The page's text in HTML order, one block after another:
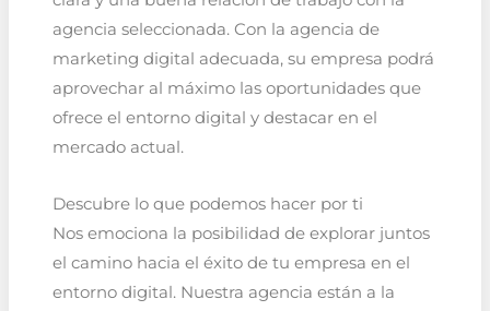
agencia seleccionada. Con la agencia de
marketing digital adecuada, su empresa podrá
aprovechar al máximo las oportunidades que
ofrece el entorno digital y destacar en el
mercado actual.
Descubre lo que podemos hacer por ti
Nos emociona la posibilidad de explorar juntos
el camino hacia el éxito de tu empresa en el
entorno digital. Nuestra agencia están a la